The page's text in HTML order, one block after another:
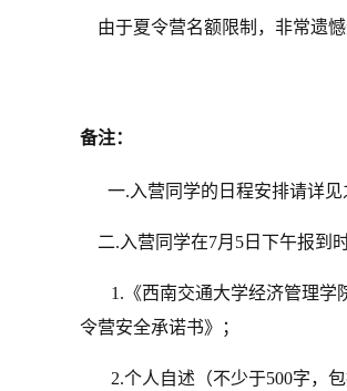
由于夏令营名额限制，非常遗憾
备注：
一.入营同学的日程安排请详见
二.入营同学在7月5日下午报到
1. 《西南交通大学经济管理
令营安全承诺书》
；
2.个人自述（不少于500字，包